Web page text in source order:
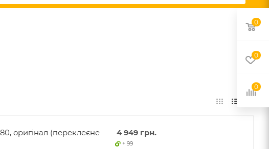
оригінал (переклеєне
4 949 грн.
+ 99
0
0
0